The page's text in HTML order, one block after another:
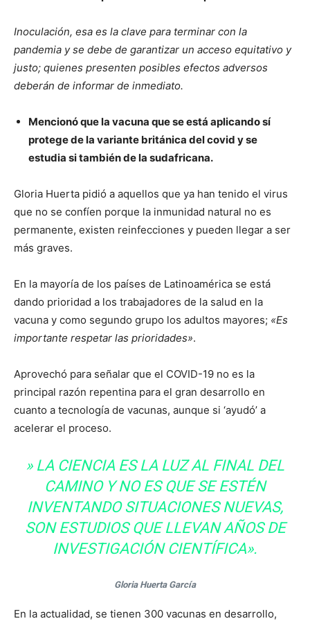
Inoculación, esa es la clave para terminar con la
pandemia y se debe de garantizar un acceso equitativo y
justo; quienes presenten posibles efectos adversos
deberán de informar de inmediato.
Mencionó que la vacuna que se está aplicando sí
protege de la variante británica del covid y se
estudia si también de la sudafricana.
Gloria Huerta pidió a aquellos que ya han tenido el virus
que no se confíen porque la inmunidad natural no es
permanente, existen reinfecciones y pueden llegar a ser
más graves.
En la mayoría de los países de Latinoamérica se está
dando prioridad a los trabajadores de la salud en la
vacuna y como segundo grupo los adultos mayores; «Es
importante respetar las prioridades».
Aprovechó para señalar que el COVID-19 no es la
principal razón repentina para el gran desarrollo en
cuanto a tecnología de vacunas, aunque si ‘ayudó’ a
acelerar el proceso.
» LA CIENCIA ES LA LUZ AL FINAL DEL
CAMINO Y NO ES QUE SE ESTÉN
INVENTANDO SITUACIONES NUEVAS,
SON ESTUDIOS QUE LLEVAN AÑOS DE
INVESTIGACIÓN CIENTÍFICA».
Gloria Huerta García
En la actualidad, se tienen 300 vacunas en desarrollo,